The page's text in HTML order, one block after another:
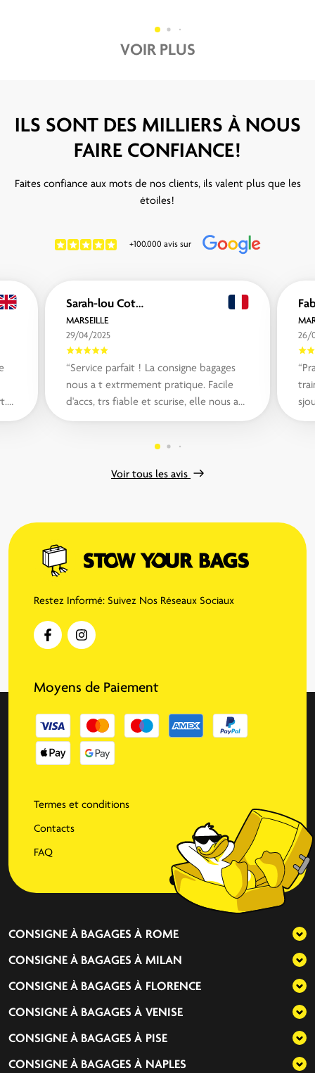
VOIR PLUS
ILS SONT DES MILLIERS À NOUS
FAIRE CONFIANCE!
Faites confiance aux mots de nos clients, ils valent plus que les
étoiles!
+100.000 avis sur
Sarah-lou Cottereau
MARSEILLE
29/04/2025
“Service parfait ! La consigne bagages
nous a t extrmement pratique. Facile
d'accs, trs fiable et scurise, elle nous a
permis de profiter de notre jou...“
26/
Voir tous les avis
Restez Informé: Suivez Nos Réseaux Sociaux
Moyens de Paiement
Termes et conditions
Contacts
FAQ
CONSIGNE À BAGAGES À ROME
CONSIGNE À BAGAGES À MILAN
CONSIGNE À BAGAGES À FLORENCE
CONSIGNE À BAGAGES À VENISE
CONSIGNE À BAGAGES À PISE
CONSIGNE À BAGAGES À NAPLES